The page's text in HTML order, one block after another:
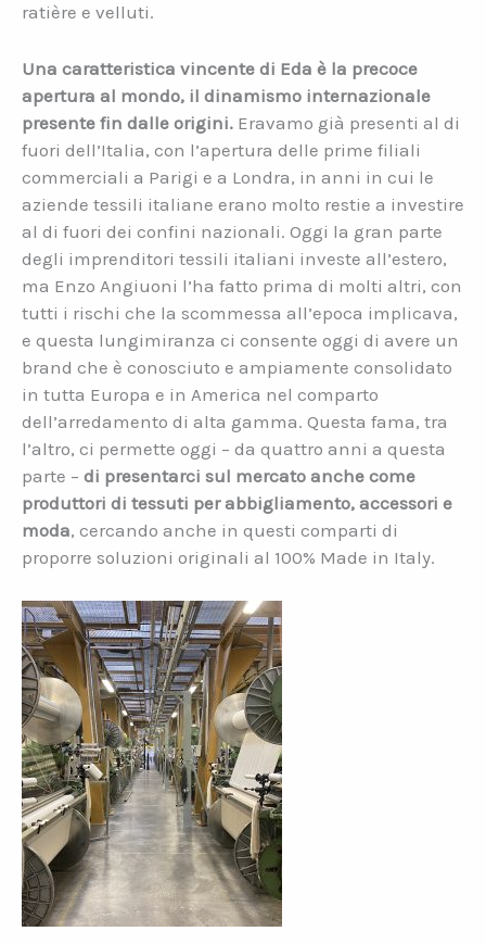
ratière e velluti.
Una caratteristica vincente di Eda è la precoce
apertura al mondo, il dinamismo internazionale
presente fin dalle origini. Eravamo già presenti al di
fuori dell’Italia, con l’apertura delle prime filiali
commerciali a Parigi e a Londra, in anni in cui le
aziende tessili italiane erano molto restie a investire
al di fuori dei confini nazionali. Oggi la gran parte
degli imprenditori tessili italiani investe all’estero,
ma Enzo Angiuoni l’ha fatto prima di molti altri, con
tutti i rischi che la scommessa all’epoca implicava,
e questa lungimiranza ci consente oggi di avere un
brand che è conosciuto e ampiamente consolidato
in tutta Europa e in America nel comparto
dell’arredamento di alta gamma. Questa fama, tra
l’altro, ci permette oggi – da quattro anni a questa
parte – di presentarci sul mercato anche come
produttori di tessuti per abbigliamento, accessori e
moda, cercando anche in questi comparti di
proporre soluzioni originali al 100% Made in Italy.